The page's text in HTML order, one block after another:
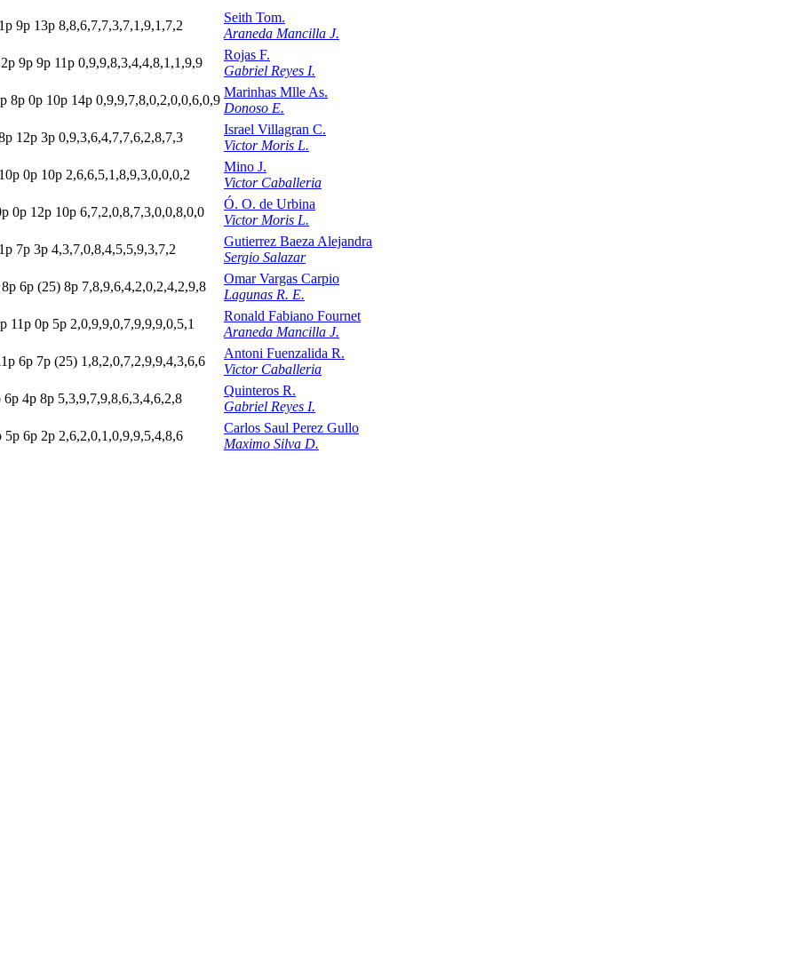
1p 9p 13p 8,8,6,7,7,3,7,1,9,1,7,2
Seith Tom.
Araneda Mancilla J.
9p 9p 11p 0,9,9,8,3,4,4,8,1,1,9,9
Rojas F.
Gabriel Reyes I.
8p 0p 10p 14p 0,9,9,7,8,0,2,0,0,6,0,9
Marinhas Mlle As.
Donoso E.
p 12p 3p 0,9,3,6,4,7,7,6,2,8,7,3
Israel Villagran C.
Victor Moris L.
10p 0p 10p 2,6,6,5,1,8,9,3,0,0,0,2
Mino J.
Victor Caballeria
0p 12p 10p 6,7,2,0,8,7,3,0,0,8,0,0
Ó. O. de Urbina
Victor Moris L.
1p 7p 3p 4,3,7,0,8,4,5,5,9,3,7,2
Gutierrez Baeza Alejandra
Sergio Salazar
8p 6p (25) 8p 7,8,9,6,4,2,0,2,4,2,9,8
Omar Vargas Carpio
Lagunas R. E.
p 11p 0p 5p 2,0,9,9,0,7,9,9,9,0,5,1
Ronald Fabiano Fournet
Araneda Mancilla J.
6p 7p (25) 1,8,2,0,7,2,9,9,4,3,6,6
Antoni Fuenzalida R.
Victor Caballeria
6p 4p 8p 5,3,9,7,9,8,6,3,4,6,2,8
Quinteros R.
Gabriel Reyes I.
5p 6p 2p 2,6,2,0,1,0,9,9,5,4,8,6
Carlos Saul Perez Gullo
Maximo Silva D.